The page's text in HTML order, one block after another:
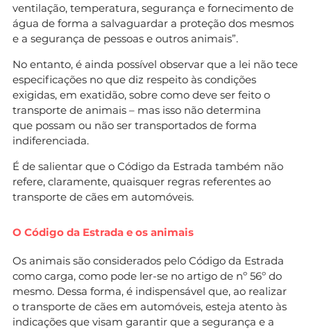
ventilação, temperatura, segurança e fornecimento de
água de forma a salvaguardar a proteção dos mesmos
e a segurança de pessoas e outros animais”.
No entanto, é ainda possível observar que a lei não tece
especificações no que diz respeito às condições
exigidas, em exatidão, sobre como deve ser feito o
transporte de animais – mas isso não determina
que possam ou não ser transportados de forma
indiferenciada.
É de salientar que o Código da Estrada também não
refere, claramente, quaisquer regras referentes ao
transporte de cães em automóveis.
O Código da Estrada e os animais
Os animais são considerados pelo Código da Estrada
como carga, como pode ler-se no artigo de nº 56º do
mesmo. Dessa forma, é indispensável que, ao realizar
o transporte de cães em automóveis, esteja atento às
indicações que visam garantir que a segurança e a